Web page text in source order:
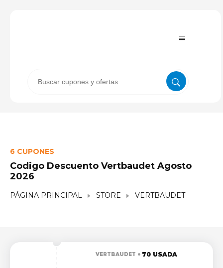
6 CUPONES
Codigo Descuento Vertbaudet Agosto
2026
PÁGINA PRINCIPAL STORE VERTBAUDET
VERTBAUDET 70 USADA